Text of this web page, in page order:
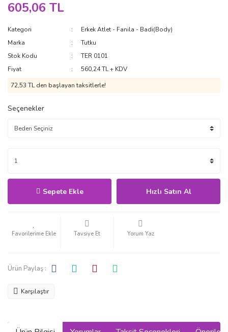
605,06 TL
Kategori
Erkek Atlet - Fanila - Badi(Body)
Marka
Tutku
Stok Kodu
TER 0101
Fiyat
560,24 TL + KDV
72,53 TL den başlayan taksitlerle!
Seçenekler
Sepete Ekle Hızlı Satın Al
Tavsiye Et Yorum Yaz
Ürün Paylaş :
Karşılaştır